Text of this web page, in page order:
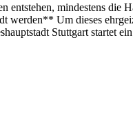
entstehen, mindestens die
werden** Um dieses
Stuttgart startet